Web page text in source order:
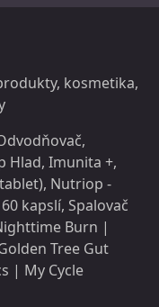
, kosmetika,
,
Hlad, Imunita +,
, Nutriop -
kapslí, Spalovač
Burn |
Tree Gut
| My Cycle